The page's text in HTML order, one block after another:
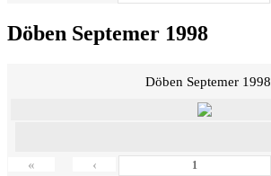
Döben Septemer 1998
Döben Septemer 1998
« ‹